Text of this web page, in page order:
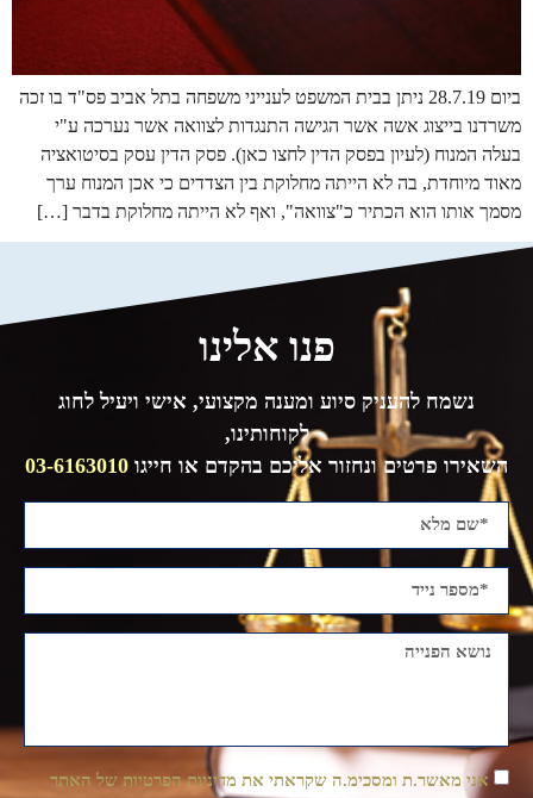
ביום 28.7.19 ניתן בבית המשפט לענייני משפחה בתל אביב פס"ד בו זכה
משרדנו בייצוג אשה אשר הגישה התנגדות לצוואה אשר נערכה ע"י
בעלה המנוח (לעיון בפסק הדין לחצו כאן). פסק הדין עסק בסיטואציה
מאוד מיוחדת, בה לא הייתה מחלוקת בין הצדדים כי אכן המנוח ערך
מסמך אותו הוא הכתיר כ"צוואה", ואף לא הייתה מחלוקת בדבר […]
פנו אלינו
נשמח להעניק סיוע ומענה מקצועי, אישי ויעיל לחוג
לקוחותינו,
השאירו פרטים ונחזור אליכם בהקדם או חייגו 03-6163010
אני מאשר.ת ומסכימ.ה שקראתי את מדיניות הפרטיות של האתר